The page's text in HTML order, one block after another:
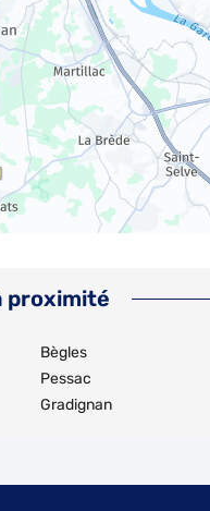
proximité
Bègles
Pessac
Gradignan